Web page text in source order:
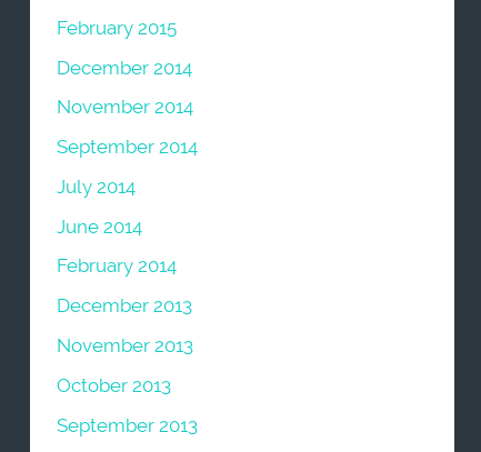
February 2015
December 2014
November 2014
September 2014
July 2014
June 2014
February 2014
December 2013
November 2013
October 2013
September 2013